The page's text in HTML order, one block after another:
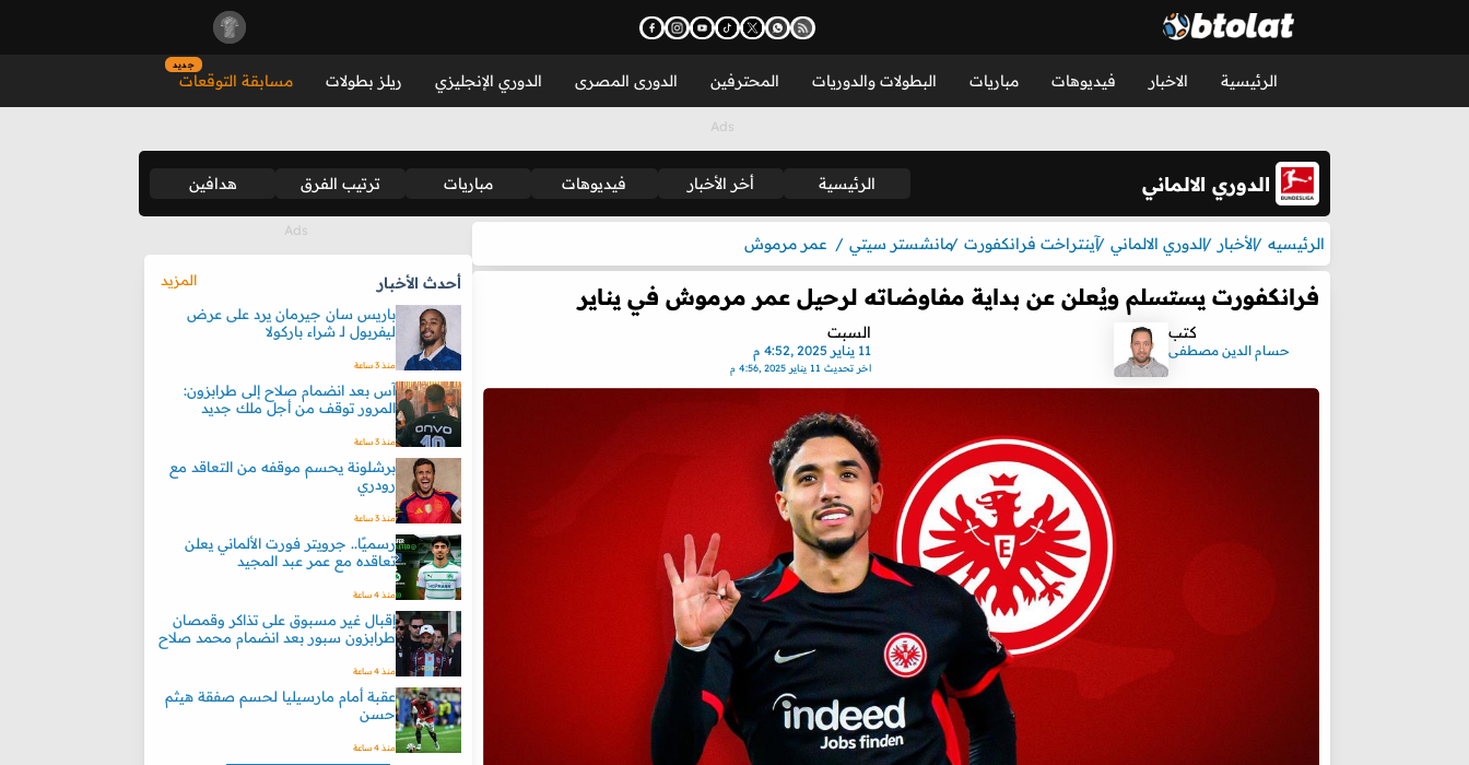
الرئيسية الاخبار فيديوهات مباريات البطولات والدوريات المحترفين الدورى المصرى الدوري الإنجليزي ريلز بطولات مسابقة التوقعات
جديد
الدوري الالماني الرئيسية أخر الأخبار فيديوهات مباريات ترتيب الفرق هدافين
الرئيسيه الأخبار الدوري الالماني آينتراخت فرانكفورت مانشستر سيتي عمر مرموش
فرانكفورت يستسلم ويُعلن عن بداية مفاوضاته لرحيل عمر مرموش في يناير
كتب
حسام الدين مصطفى
السبت
11 يناير 2025 ,4:52 م
اخر تحديث 11 يناير 2025 ,4:56 م
أحدث الأخبار
المزيد
باريس سان جيرمان يرد على عرض
ليفربول لـ شراء باركولا
منذ 3 ساعة
آس بعد انضمام صلاح إلى طرابزون:
المرور توقف من أجل ملك جديد
منذ 3 ساعة
برشلونة يحسم موقفه من التعاقد مع
رودري
منذ 3 ساعة
رسميًا.. جرويتر فورت الألماني يعلن
تعاقده مع عمر عبد المجيد
منذ 4 ساعة
إقبال غير مسبوق على تذاكر وقمصان
طرابزون سبور بعد انضمام محمد صلاح
منذ 4 ساعة
عقبة أمام مارسيليا لحسم صفقة هيثم
حسن
منذ 4 ساعة